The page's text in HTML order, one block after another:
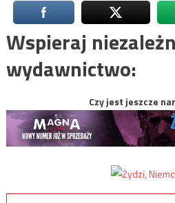
Wspieraj
wydawnictwo:
Czy jest jeszcze